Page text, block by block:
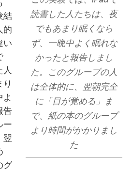
読書した人たちは、夜
でもあまり眠くなら
ず、一晩中よく眠れな
かったと報告しまし
た。このグループの人
は全体的に、翌朝完全
に「目が覚める」ま
で、紙の本のグループ
より時間がかかりまし
た
結
的
い
人
告
ー
翌
グ